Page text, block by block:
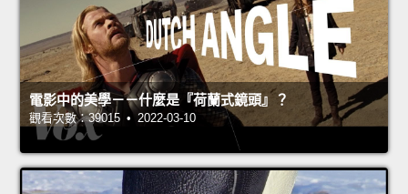
電影中的美學－－什麼是『荷蘭式鏡頭』？
觀看次數：39015 • 2022-03-10